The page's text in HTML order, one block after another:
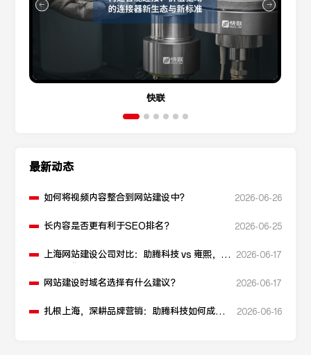
快联
最新动态
如何将视频内容整合到网站建设中？ 2026-06-26
长内容是否更有利于SEO排名？ 2026-06-25
上海网站建设公司对比：助腾科技 vs 雍熙，如
2026-06-17
网站建设时域名选择有什么建议？ 2026-06-17
扎根上海，深耕品牌营销：助腾科技如何成为
2026-06-16